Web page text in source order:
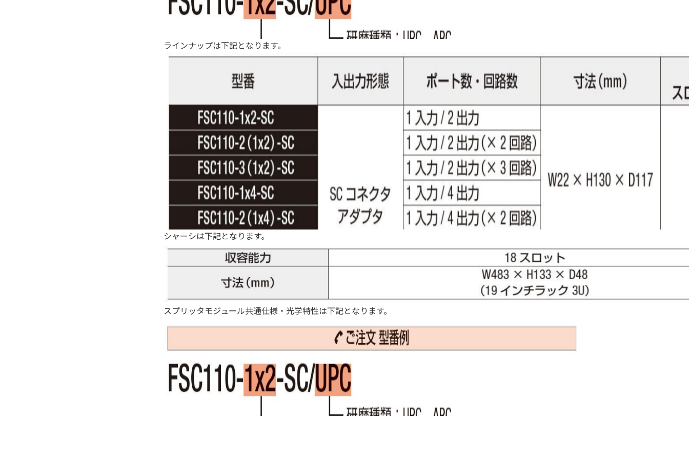
ラインナップは下記となります。
シャーシは下記となります。
スプリッタモジュール共通仕様・光学特性は下記となります。